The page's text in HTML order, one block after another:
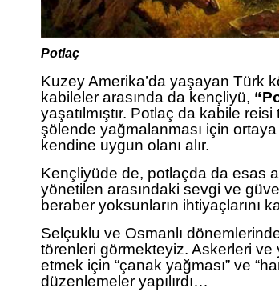
Potlaç
Kuzey Amerika’da yaşayan Türk
kabileler arasında da kençliyü,
yaşatılmıştır. Potlaç da kabile reisi
şölende yağmalanması için
kendine uygun olanı alır.
Kençliyüde de, potlaçda da esas
yönetilen arasındaki sevgi ve
beraber yoksunların ihtiyaçlarını
Selçuklu ve Osmanlı
törenleri görmekteyiz. Askerleri ve
etmek için “çanak yağması” ve
düzenlemeler yapılırdı…